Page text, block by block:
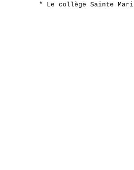
* Le collège Sainte